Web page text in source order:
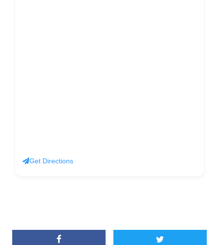
Get Directions